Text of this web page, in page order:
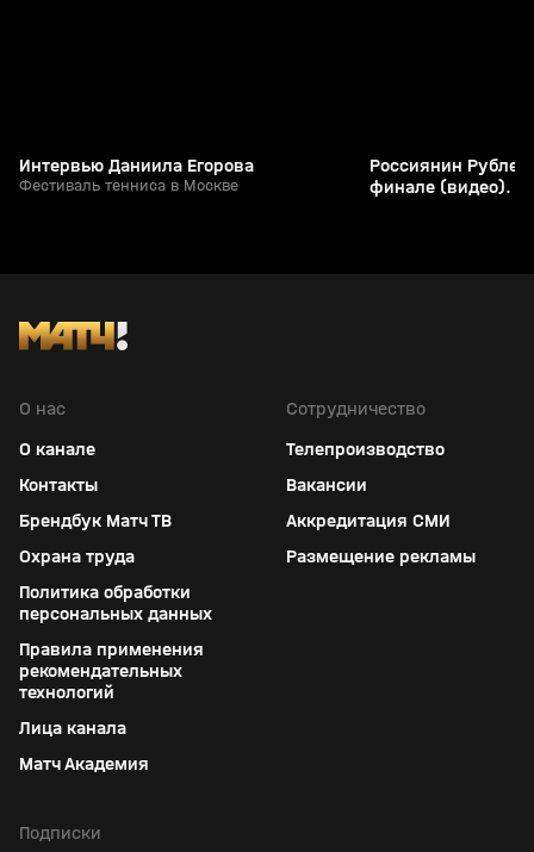
Интервью Даниила Егорова
Фестиваль тенниса в Москве
Россиянин
финале (видео).
О нас
О канале
Контакты
Брендбук Матч ТВ
Охрана труда
Политика обработки
персональных данных
Правила применения
рекомендательных
технологий
Лица канала
Матч Академия
Сотрудничество
Телепроизводство
Вакансии
Аккредитация СМИ
Размещение рекламы
Подписки